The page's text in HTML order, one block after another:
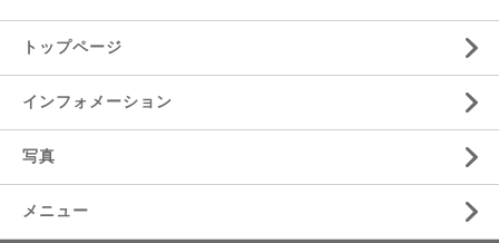
トップページ
インフォメーション
写真
メニュー